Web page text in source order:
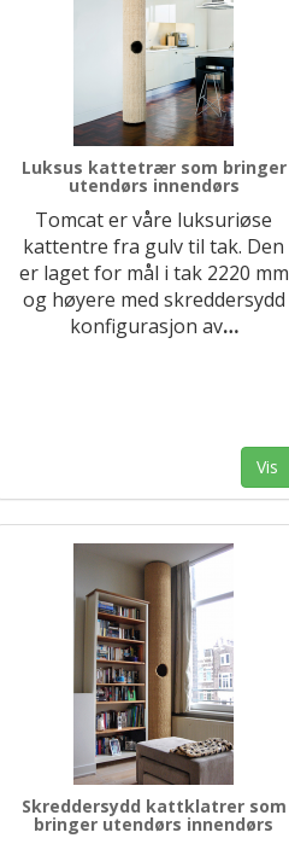
Luksus kattetrær som bringer
utendørs innendørs
Tomcat er våre luksuriøse
kattentre fra gulv til tak. Den
er laget for mål i tak 2220 mm
og høyere med skreddersydd
konfigurasjon av…
Vis
Skreddersydd kattklatrer som
bringer utendørs innendørs